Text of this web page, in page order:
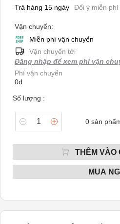
Trả hàng 15 ngày
Đổi ý miễn phí
Vận chuyển:
Miễn phí vận chuyển
Vận chuyển tới
Đăng nhập để xem phí vận
Phí vận chuyển
0đ
Số lượng :
0 sản
THÊM VÀO
MUA